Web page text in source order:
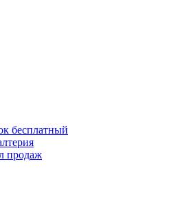
бесплатный
продаж